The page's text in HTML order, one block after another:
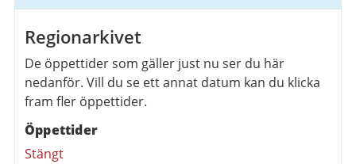
augusti
2026
Regionarkivet
De öppettider som gäller just nu ser du här
nedanför. Vill du se ett annat datum kan du klicka
fram fler öppettider.
Öppettider
Stängt